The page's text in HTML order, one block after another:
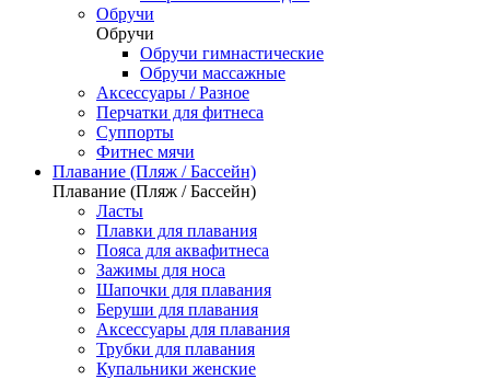
Обручи
Обручи
Обручи гимнастические
Обручи массажные
Аксессуары / Разное
Перчатки для фитнеса
Суппорты
Фитнес мячи
Плавание (Пляж / Бассейн)
Плавание (Пляж / Бассейн)
Ласты
Плавки для плавания
Пояса для аквафитнеса
Зажимы для носа
Шапочки для плавания
Беруши для плавания
Аксессуары для плавания
Трубки для плавания
Купальники женские